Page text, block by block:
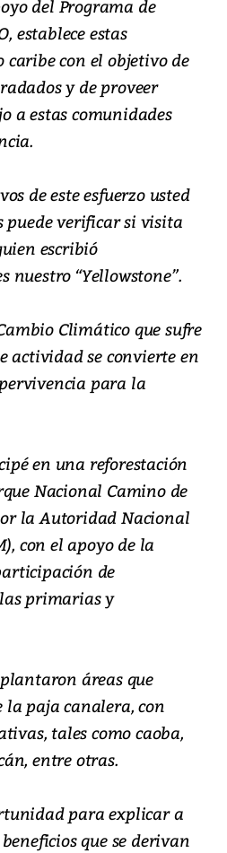
del Programa de
establece estas
con el objetivo de
y de proveer
a estas comunidades
de este esfuerzo usted
puede verificar si visita
escribió
nuestro “Yellowstone”.
Climático que sufre
actividad se convierte en
para la
en una reforestación
Nacional Camino de
la Autoridad Nacional
con el apoyo de la
de
primarias y
áreas que
la paja canalera, con
tales como caoba,
entre otras.
para explicar a
que se derivan